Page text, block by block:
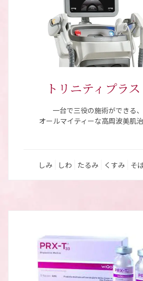
トリニティ プラス
一台で三役の施術ができる、
オールマイティーな高周波美肌
しみ しわ たるみ くすみ そ